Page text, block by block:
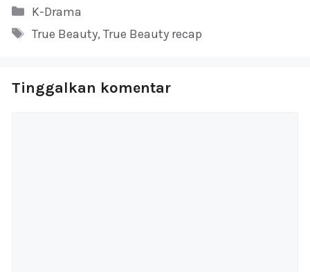
Kategori
K-Drama
Tag
True Beauty, True Beauty recap
Tinggalkan komentar